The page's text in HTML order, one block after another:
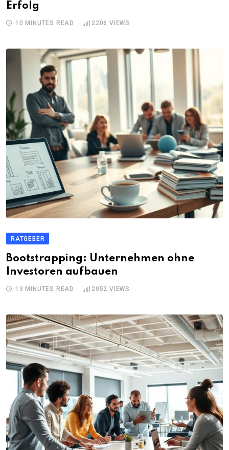
Erfolg
10 MINUTES READ 2206 VIEWS
RATGEBER
Bootstrapping: Unternehmen ohne
Investoren aufbauen
13 MINUTES READ 2052 VIEWS